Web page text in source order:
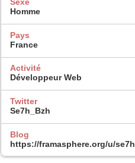
Sexe
Homme
Pays
France
Activité
Développeur Web
Twitter
Se7h_Bzh
Blog
https://framasphere.org/u/se7h